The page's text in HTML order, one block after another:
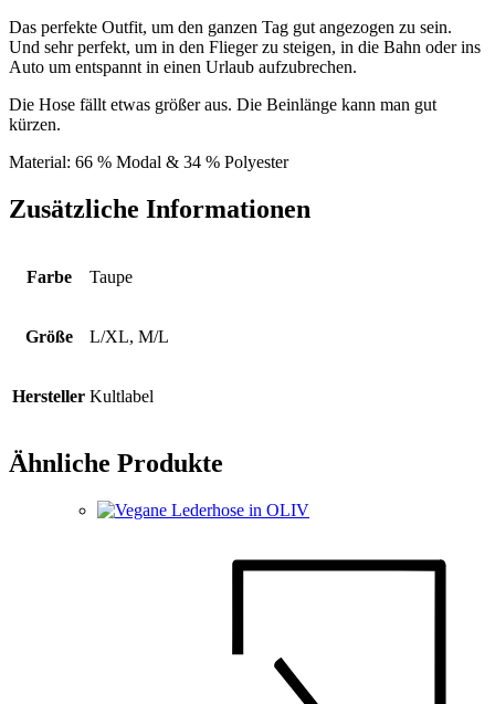
Das perfekte Outfit, um den ganzen Tag gut angezogen zu sein.
Und sehr perfekt, um in den Flieger zu steigen, in die Bahn oder ins
Auto um entspannt in einen Urlaub aufzubrechen.
Die Hose fällt etwas größer aus. Die Beinlänge kann man gut
kürzen.
Material: 66 % Modal & 34 % Polyester
Zusätzliche Informationen
Farbe Taupe
Größe L/XL, M/L
Hersteller Kultlabel
Ähnliche Produkte